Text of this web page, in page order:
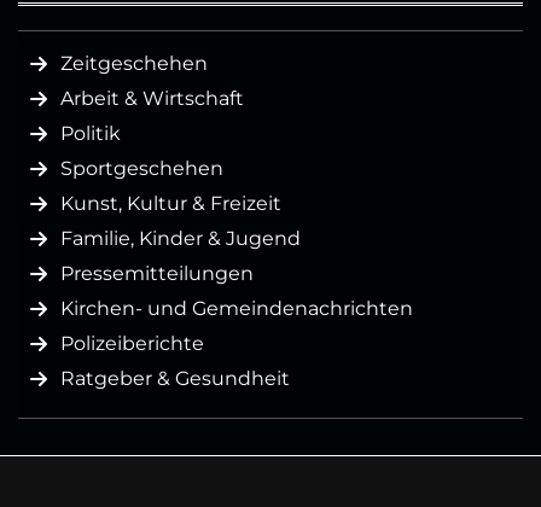
Zeitgeschehen
Arbeit & Wirtschaft
Politik
Sportgeschehen
Kunst, Kultur & Freizeit
Familie, Kinder & Jugend
Pressemitteilungen
Kirchen- und Gemeindenachrichten
Polizeiberichte
Ratgeber & Gesundheit